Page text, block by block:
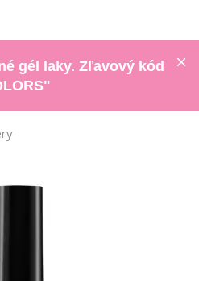
gél laky. Zľavový kód